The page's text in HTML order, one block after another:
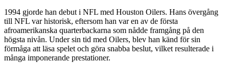
1994 gjorde han debut i NFL med Houston Oilers. Hans övergång
till NFL var historisk, eftersom han var en av de första
afroamerikanska quarterbackarna som nådde framgång på den
högsta nivån. Under sin tid med Oilers, blev han känd för sin
förmåga att läsa spelet och göra snabba beslut, vilket resulterade i
många imponerande prestationer.